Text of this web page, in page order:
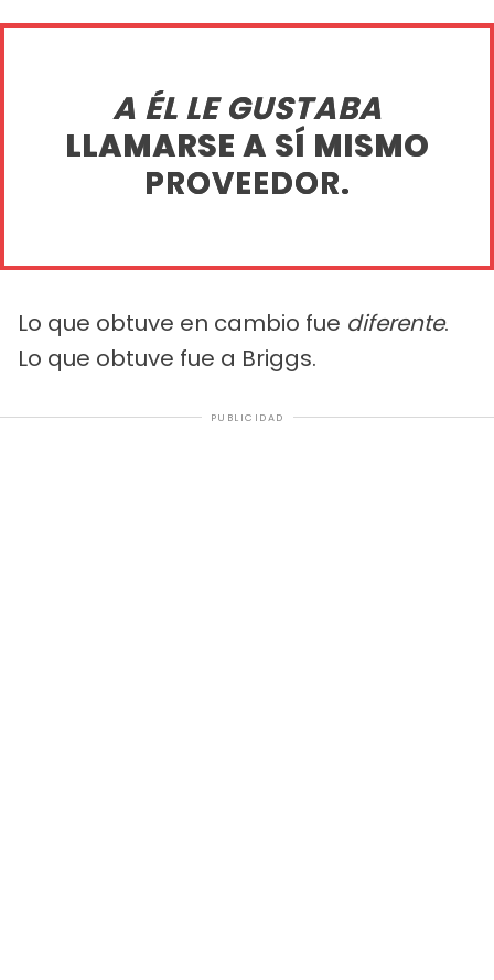
A ÉL LE GUSTABA
LLAMARSE A SÍ MISMO
PROVEEDOR.
Lo que obtuve en cambio fue diferente.
Lo que obtuve fue a Briggs.
PUBLICIDAD